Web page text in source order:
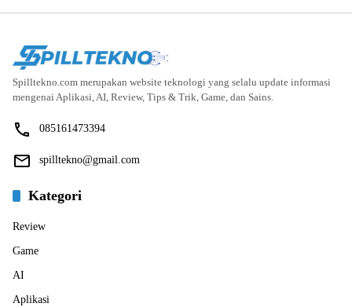
Spilltekno.com merupakan website teknologi yang selalu update informasi
mengenai Aplikasi, AI, Review, Tips & Trik, Game, dan Sains.
085161473394
spilltekno@gmail.com
Kategori
Review
Game
AI
Aplikasi